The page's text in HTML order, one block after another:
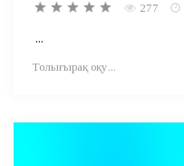
277
...
Толығырақ оқу...